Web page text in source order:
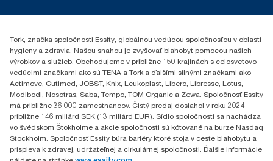
Essity Slovakia s.r.o.
049 12 Gemerská Hôrka
Tork, značka spoločnosti Essity, globálnou vedúcou spoločnosťou v oblasti
hygieny a zdravia. Našou snahou je zvyšovať blahobyt pomocou našich
výrobkov a služieb. Obchodujeme v približne 150 krajinách s celosvetovo
vedúcimi značkami ako sú TENA a Tork a ďalšími silnými značkami ako
Actimove, Cutimed, JOBST, Knix, Leukoplast, Libero, Libresse, Lotus,
Modibodi, Nosotras, Saba, Tempo, TOM Organic a Zewa. Spoločnosť Essity
má približne 36 000 zamestnancov. Čistý predaj dosiahol v roku 2024
približne 146 miliárd SEK (13 miliárd EUR). Sídlo spoločnosti sa nachádza
vo švédskom Štokholme a akcie spoločnosti sú kótované na burze Nasdaq
Stockholm. Spoločnosť Essity búra bariéry ktoré stoja v ceste blahobytu a
prispieva k zdravej, udržateľnej a cirkulárnej spoločnosti. Ďalšie informácie